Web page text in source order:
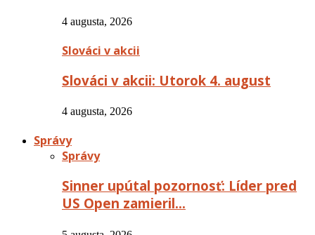
4 augusta, 2026
Slováci v akcii
Slováci v akcii: Utorok 4. august
4 augusta, 2026
Správy
Správy
Sinner upútal pozornosť: Líder pred
US Open zamieril…